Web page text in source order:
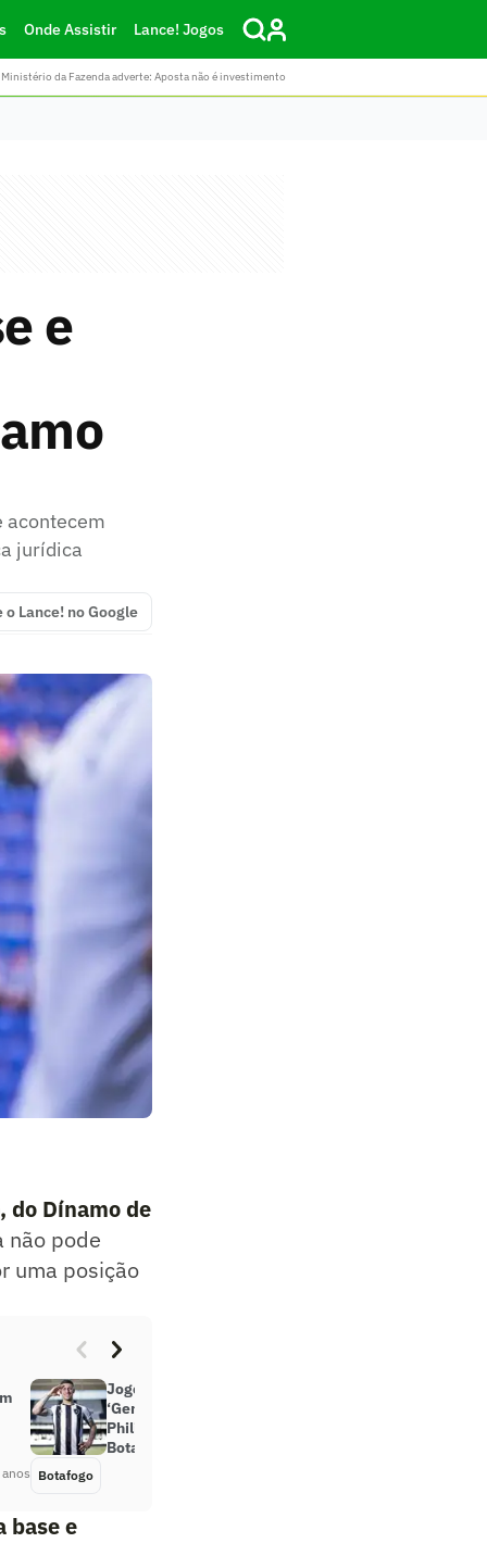
Onde Assistir Lance! Jogos
da Fazenda adverte: Aposta não é investimento
e
acontecem
jurídica
o Lance! no Google
do Dínamo de
não pode
uma posição
anos
Jogo aéreo, parte mental e
‘General’ na França: como joga
Philipe Sampaio, novo zagueiro do
Botafogo
Botafogo
base e